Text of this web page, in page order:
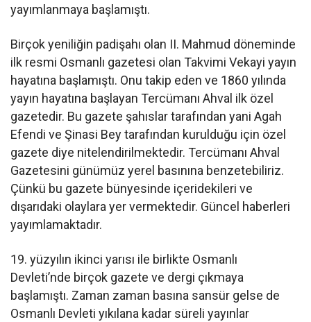
yayımlanmaya başlamıştı.
Birçok yeniliğin padişahı olan II. Mahmud döneminde
ilk resmi Osmanlı gazetesi olan Takvimi Vekayi yayın
hayatına başlamıştı. Onu takip eden ve 1860 yılında
yayın hayatına başlayan Tercümanı Ahval ilk özel
gazetedir. Bu gazete şahıslar tarafından yani Agah
Efendi ve Şinasi Bey tarafından kurulduğu için özel
gazete diye nitelendirilmektedir. Tercümanı Ahval
Gazetesini günümüz yerel basınına benzetebiliriz.
Çünkü bu gazete bünyesinde içeridekileri ve
dışarıdaki olaylara yer vermektedir. Güncel haberleri
yayımlamaktadır.
19. yüzyılın ikinci yarısı ile birlikte Osmanlı
Devleti’nde birçok gazete ve dergi çıkmaya
başlamıştı. Zaman zaman basına sansür gelse de
Osmanlı Devleti yıkılana kadar süreli yayınlar